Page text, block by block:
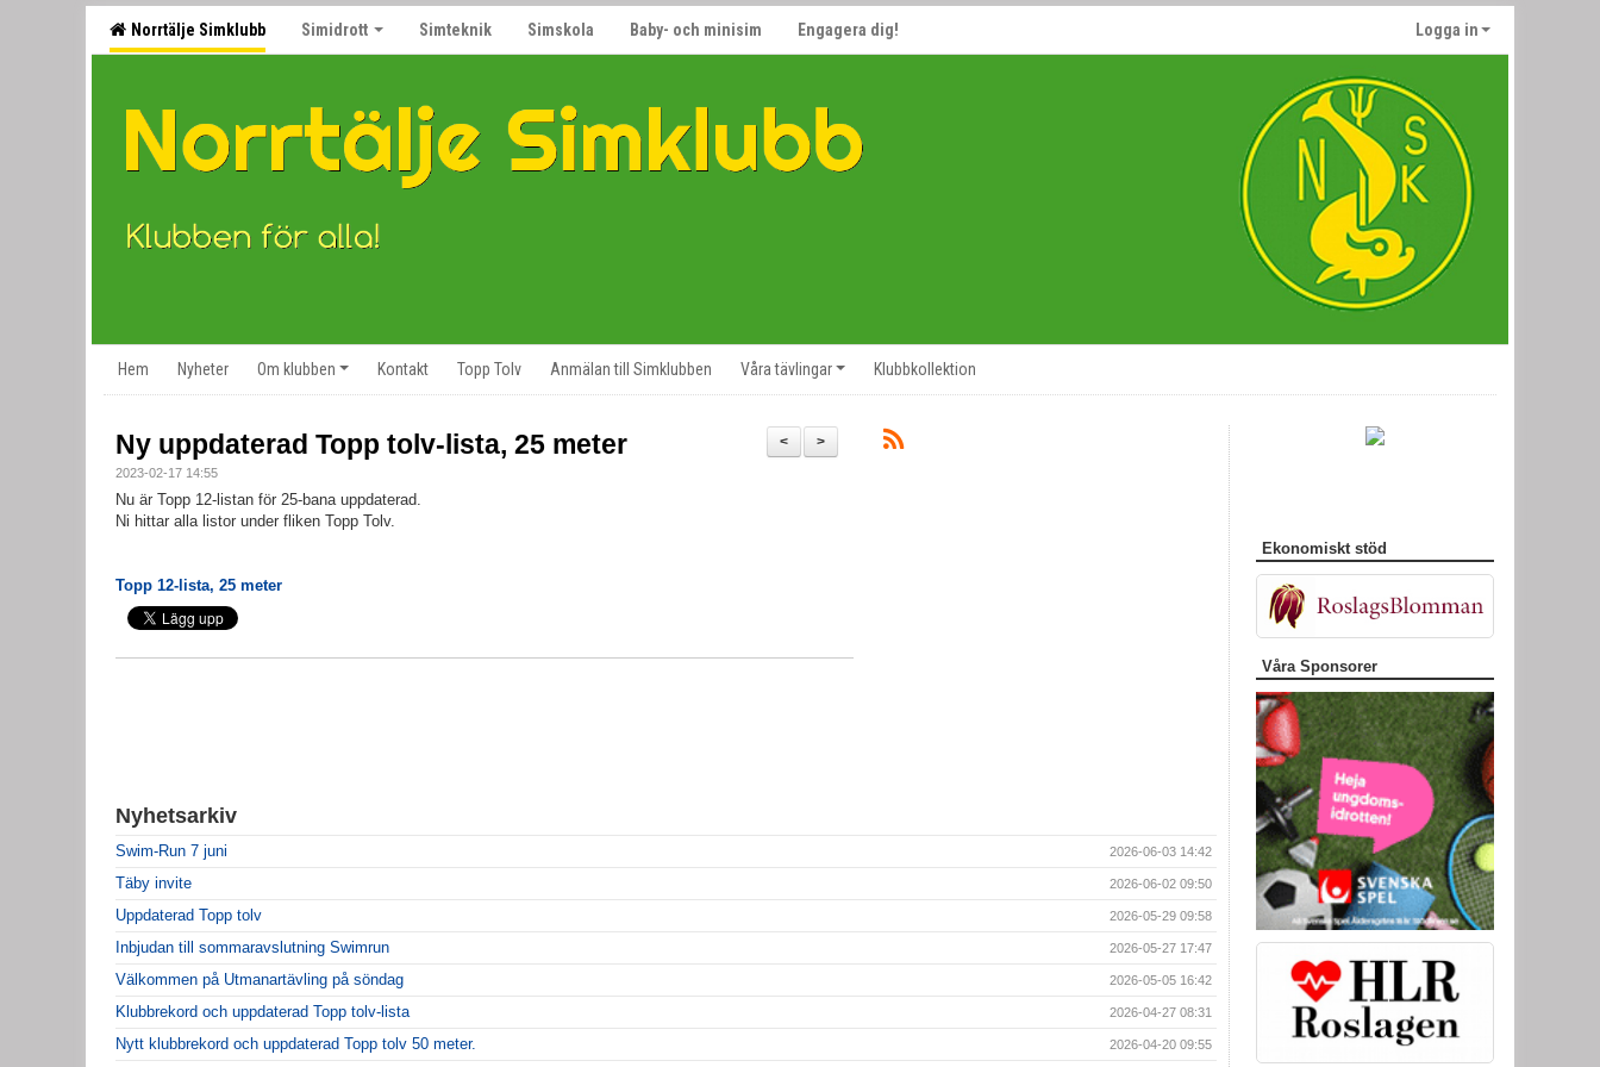
Norrtälje Simklubb Simidrott Simteknik Simskola Baby- och minisim Engagera dig! Logga in
Hem Nyheter Om klubben Kontakt Topp Tolv Anmälan till Simklubben Våra tävlingar Klubbkollektion
>
<
Ny uppdaterad Topp tolv-lista, 25 meter
2023-02-17 14:55
Nu är Topp 12-listan för 25-bana uppdaterad.
Ni hittar alla listor under fliken Topp Tolv.
Topp 12-lista, 25 meter
Nyhetsarkiv
Swim-Run 7 juni 2026-06-03 14:42
Täby invite 2026-06-02 09:50
Uppdaterad Topp tolv 2026-05-29 09:58
Inbjudan till sommaravslutning Swimrun 2026-05-27 17:47
Välkommen på Utmanartävling på söndag 2026-05-05 16:42
Klubbrekord och uppdaterad Topp tolv-lista 2026-04-27 08:31
Nytt klubbrekord och uppdaterad Topp tolv 50 meter. 2026-04-20 09:55
Ekonomiskt stöd
Våra Sponsorer